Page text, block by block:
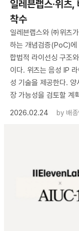
일레븐랩스·위츠
착수
일레븐랩스와 ㈜위츠
하는 개념검증(PoC)에
합법적 라이선싱 구조
이다. 위츠는 음성 IP
성 기술을 제공한다. 양
장 가능성을 검토할 계
2026.02.24
by 배